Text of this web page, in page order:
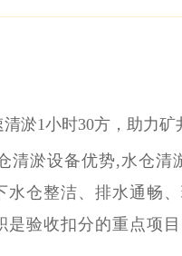
淤1小时30方，助力矿
清淤设备优势,水仓清
水仓整洁、排水通畅
是验收扣分的重点项